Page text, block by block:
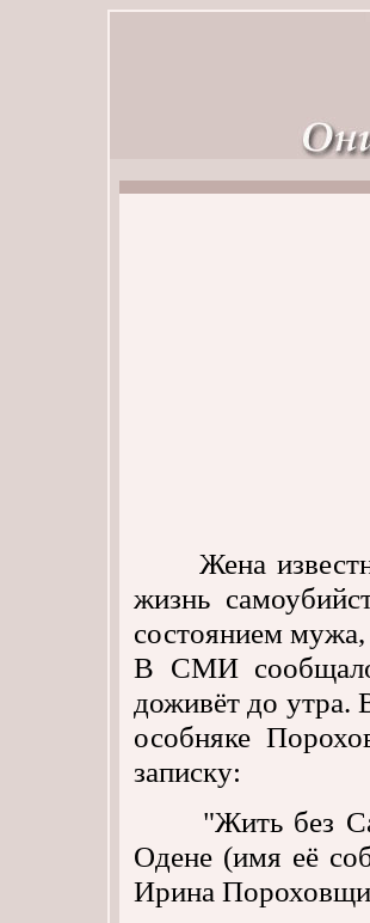
Жена
жизнь
состоянием
В СМИ
доживёт до утра.
особняке
записку:
"Жить без
Одене (имя её
Ирина